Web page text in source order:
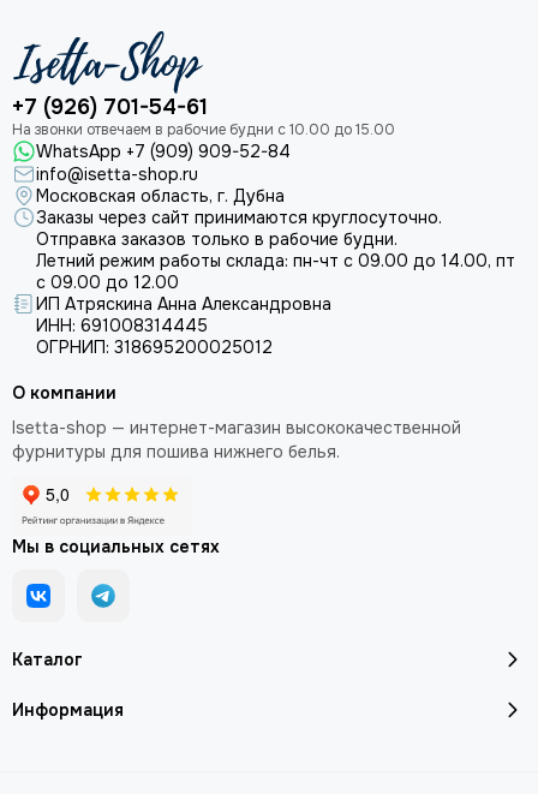
+7 (926) 701-54-61
WhatsApp +7 (909) 909-52-84
info@isetta-shop.ru
Московская область, г. Дубна
Заказы через сайт принимаются круглосуточно.
Отправка заказов только в рабочие будни.
Летний режим работы склада: пн-чт с 09.00 до 14.00, пт
с 09.00 до 12.00
ИП Атряскина Анна Александровна
ИНН: 691008314445
ОГРНИП: 318695200025012
Каталог
Информация
О компании
Isetta-shop — интернет-магазин высококачественной
фурнитуры для пошива нижнего белья.
Мы в социальных сетях